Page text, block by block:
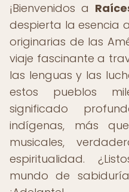
¡Bienvenidos a
despierta la esencia
originarias de las
viaje fascinante a
las lenguas y las
estos pueblos
significado
indígenas, más
musicales,
espiritualidad.
mundo de